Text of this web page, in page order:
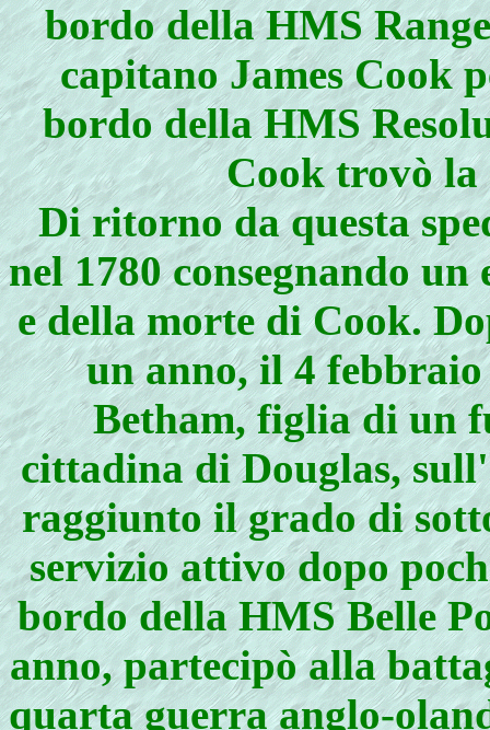
bordo della HMS
capitano James Cook
bordo della HMS
Cook trovò la
Di ritorno da questa
nel 1780 consegnando
e della morte di Cook.
un anno, il 4
Betham, figlia di un
cittadina di Douglas,
raggiunto il grado di
servizio attivo dopo
bordo della HMS Belle
anno, partecipò alla
quarta guerra anglo-